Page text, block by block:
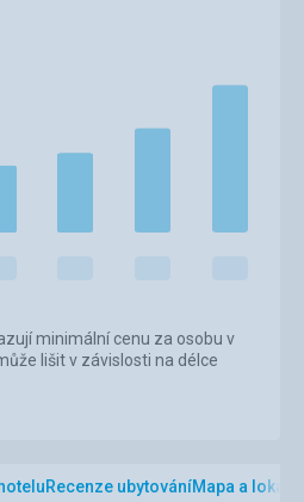
minimální cenu za osobu v
lišit v závislosti na délce
Recenze ubytováníMapa a